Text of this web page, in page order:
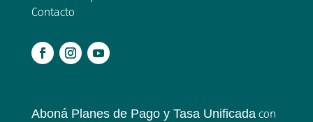
Contacto
Aboná Planes de Pago y Tasa Unificadacon